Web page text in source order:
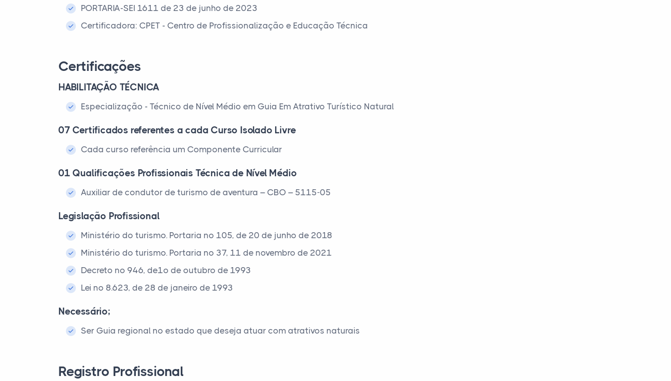
PORTARIA-SEI 1611 de 23 de junho de 2023
Certificadora: CPET - Centro de Profissionalização e Educação Técnica
Certificações
HABILITAÇÃO TÉCNICA
Especialização - Técnico de Nível Médio em Guia Em Atrativo Turístico Natural
07 Certificados referentes a cada Curso Isolado Livre
Cada curso referência um Componente Curricular
01 Qualificações Profissionais Técnica de Nível Médio
Auxiliar de condutor de turismo de aventura – CBO – 5115-05
Legislação Profissional
Ministério do turismo. Portaria nº 105, de 20 de junho de 2018
Ministério do turismo. Portaria nº 37, 11 de novembro de 2021
Decreto nº 946, de1º de outubro de 1993
Lei nº 8.623, de 28 de janeiro de 1993
Necessário;
Ser Guia regional no estado que deseja atuar com atrativos naturais
Registro Profissional